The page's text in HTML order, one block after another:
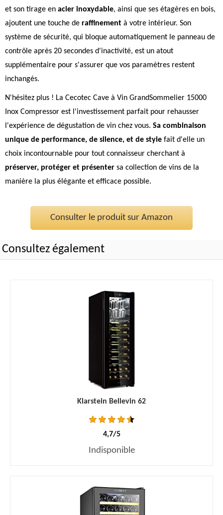
et son tirage en acier inoxydable, ainsi que ses étagères en bois,
ajoutent une touche de raffinement à votre intérieur. Son
système de sécurité, qui bloque automatiquement le panneau de
contrôle après 20 secondes d'inactivité, est un atout
supplémentaire pour s'assurer que vos paramètres restent
inchangés.
N'hésitez plus ! La Cecotec Cave à Vin GrandSommelier 15000
Inox Compressor est l'investissement parfait pour rehausser
l'expérience de dégustation de vin chez vous. Sa combinaison
unique de performance, de silence, et de style fait d'elle un
choix incontournable pour tout connaisseur cherchant à
préserver, protéger et présenter sa collection de vins de la
manière la plus élégante et efficace possible.
Consulter le produit sur Amazon
Consultez également
Klarstein Bellevin 62
4,7/5
Indisponible